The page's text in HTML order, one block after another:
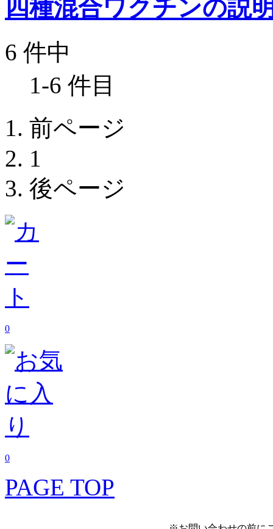
四種混合ワクチンの説
6 件中
1-6 件目
前ページ
1
後ページ
0
0
PAGE TOP